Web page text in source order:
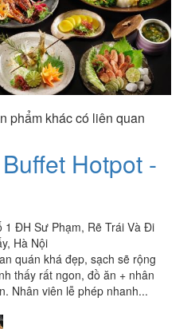
phẩm khác có liên quan
Hotpot -
1 ĐH Sư Phạm, Rẽ Trái Và Đi
Hà Nội
quán khá đẹp, sạch sẽ rộng
thấy rất ngon, đồ ăn + nhân
Nhân viên lễ phép nhanh...